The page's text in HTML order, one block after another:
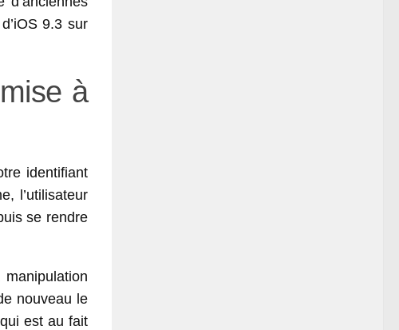
9.3 sur
à
identifiant
l’utilisateur
se rendre
nouveau le
est au fait